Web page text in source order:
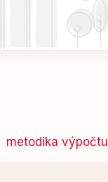
metodika výpočtu